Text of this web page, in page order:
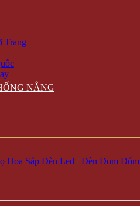
Trang
NẮNG
Hoa Sáp Đèn Led / Đèn Đom Đóm